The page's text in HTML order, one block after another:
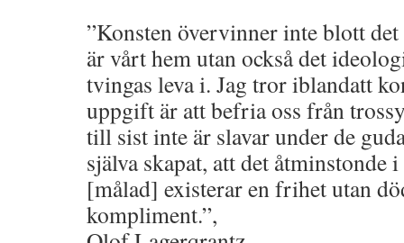
”Konsten övervinner inte blott
är vårt hem utan också det
tvingas leva i. Jag tror iblandatt
uppgift är att befria oss från
till sist inte är slavar under de
själva skapat, att det åtminstonde
[målad] existerar en frihet utan
kompliment.”,